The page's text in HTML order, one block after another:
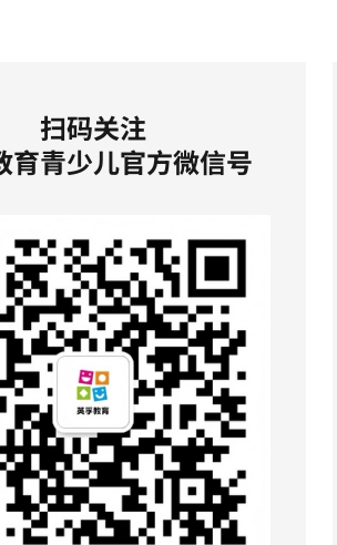
扫码关注
育青少儿官方微信号